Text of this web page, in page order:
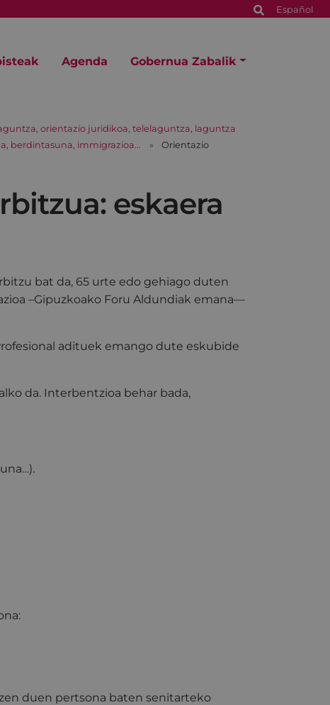
Español
Agenda Gobernua Zabalik
orientazio juridikoa, telelaguntza, laguntza
berdintasuna, immigrazioa...
Orientazio
eskaera
bat da, 65 urte edo gehiago duten
–Gipuzkoako Foru Aldundiak emana—
adituek emango dute eskubide
da. Interbentzioa behar bada,
duen pertsona baten senitarteko